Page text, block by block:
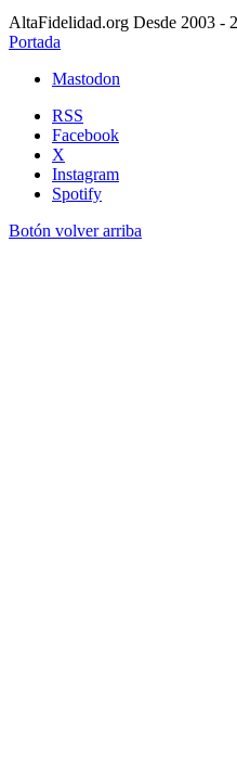
AltaFidelidad.org Desde 2003 -
Portada
Mastodon
RSS
Facebook
X
Instagram
Spotify
Botón volver arriba